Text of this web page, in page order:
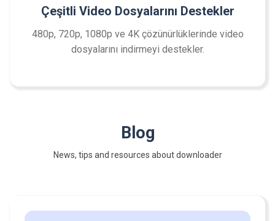
Çeşitli Video Dosyalarını Destekler
480p, 720p, 1080p ve 4K çözünürlüklerinde video
dosyalarını indirmeyi destekler.
Blog
News, tips and resources about downloader